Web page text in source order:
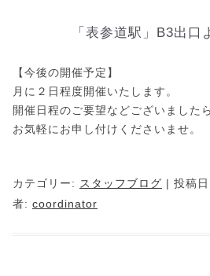
「表参道駅」B3出口
【今後の開催予定】
月に２日程度開催いたします。
開催日程のご要望などございましたら
お気軽にお申し付けくださいませ。
カテゴリー: スタッフブログ | 投稿
者: coordinator